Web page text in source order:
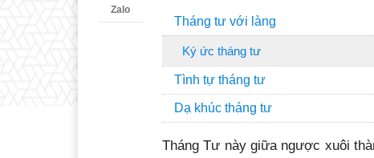
Zalo
Tháng tư với làng
Ký ức tháng tư
Tình tự tháng tư
Dạ khúc tháng tư
Tháng Tư này giữa ngược xuôi